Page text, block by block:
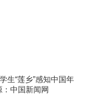
生“莲乡”感知中国年
中国新闻网